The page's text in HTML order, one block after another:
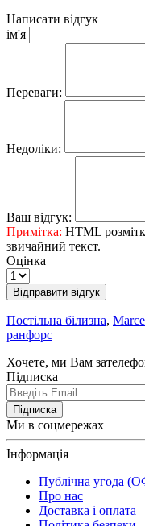
Написати відгук
ім'я
Переваги:
Недоліки:
Ваш відгук:
Примітка: HTML
звичайний текст.
Оцінка
Відправити відгук
Постільна білизна,
ранфорс
Хочете, ми Вам
Підписка
Підписка
Ми в соцмережах
Інформація
Публічна угода
Про нас
Доставка і оплата